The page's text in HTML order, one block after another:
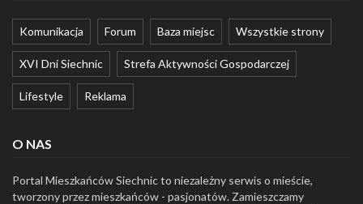
Komunikacja Forum Baza miejsc Wszystkie strony
XVI Dni Siechnic Strefa Aktywności Gospodarczej
Lifestyle Reklama
O NAS
Portal Mieszkańców Siechnic to niezależny serwis o mieście,
tworzony przez mieszkańców - pasjonatów. Zamieszczamy